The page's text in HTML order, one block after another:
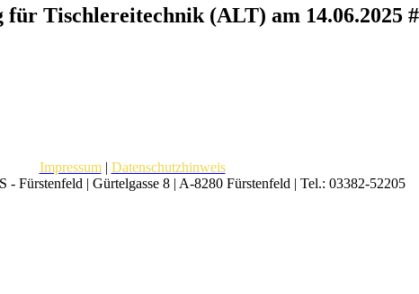
Tischlereitechnik (ALT) am 14.06.2025
Impressum| Datenschutzhinweis
- Fürstenfeld | Gürtelgasse 8 | A-8280 Fürstenfeld | Tel.: 03382-52205